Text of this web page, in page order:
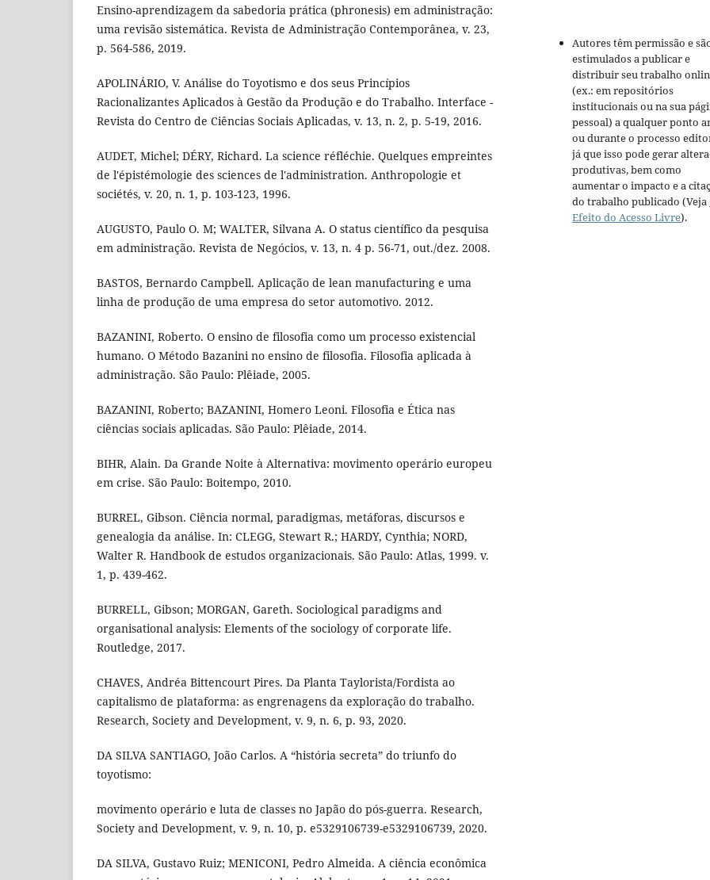
Ensino-aprendizagem da sabedoria prática (phronesis) em administração:
uma revisão sistemática. Revista de Administração Contemporânea, v. 23,
p. 564-586, 2019.
APOLINÁRIO, V. Análise do Toyotismo e dos seus Princípios
Racionalizantes Aplicados à Gestão da Produção e do Trabalho. Interface -
Revista do Centro de Ciências Sociais Aplicadas, v. 13, n. 2, p. 5-19, 2016.
AUDET, Michel; DÉRY, Richard. La science réfléchie. Quelques empreintes
de l'épistémologie des sciences de l'administration. Anthropologie et
sociétés, v. 20, n. 1, p. 103-123, 1996.
AUGUSTO, Paulo O. M; WALTER, Silvana A. O status científico da pesquisa
em administração. Revista de Negócios, v. 13, n. 4 p. 56-71, out./dez. 2008.
BASTOS, Bernardo Campbell. Aplicação de lean manufacturing e uma
linha de produção de uma empresa do setor automotivo. 2012.
BAZANINI, Roberto. O ensino de filosofia como um processo existencial
humano. O Método Bazanini no ensino de filosofia. Filosofia aplicada à
administração. São Paulo: Plêiade, 2005.
BAZANINI, Roberto; BAZANINI, Homero Leoni. Filosofia e Ética nas
ciências sociais aplicadas. São Paulo: Plêiade, 2014.
BIHR, Alain. Da Grande Noite à Alternativa: movimento operário europeu
em crise. São Paulo: Boitempo, 2010.
BURREL, Gibson. Ciência normal, paradigmas, metáforas, discursos e
genealogia da análise. In: CLEGG, Stewart R.; HARDY, Cynthia; NORD,
Walter R. Handbook de estudos organizacionais. São Paulo: Atlas, 1999. v.
1, p. 439-462.
BURRELL, Gibson; MORGAN, Gareth. Sociological paradigms and
organisational analysis: Elements of the sociology of corporate life.
Routledge, 2017.
CHAVES, Andréa Bittencourt Pires. Da Planta Taylorista/Fordista ao
capitalismo de plataforma: as engrenagens da exploração do trabalho.
Research, Society and Development, v. 9, n. 6, p. 93, 2020.
DA SILVA SANTIAGO, João Carlos. A “história secreta” do triunfo do
toyotismo:
movimento operário e luta de classes no Japão do pós-guerra. Research,
Society and Development, v. 9, n. 10, p. e5329106739-e5329106739, 2020.
DA SILVA, Gustavo Ruiz; MENICONI, Pedro Almeida. A ciência econômica
Autores têm permissão e
estimulados a publicar e
distribuir seu trabalho
(ex.: em repositórios
institucionais ou na sua
pessoal) a qualquer ponto
ou durante o processo
já que isso pode gerar
produtivas, bem como
aumentar o impacto e a
do trabalho publicado (Veja
Efeito do Acesso Livre).